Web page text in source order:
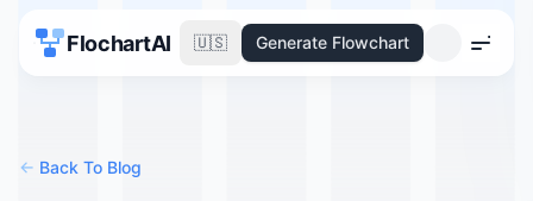
FlochartAI 🇺🇸 Generate Flowchart
Menu
<- Back To Blog